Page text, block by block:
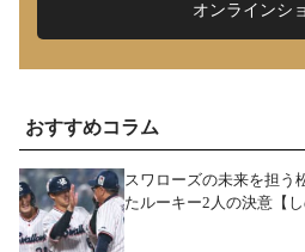
オンラインシ
おすすめコラム
スワローズの未来を担
たルーキー2人の決意【